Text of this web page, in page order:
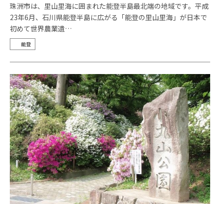
珠洲市は、里山里海に囲まれた能登半島最北端の地域です。平成
23年6月、石川県能登半島に広がる「能登の里山里海」が日本で
初めて世界農業遺…
能登